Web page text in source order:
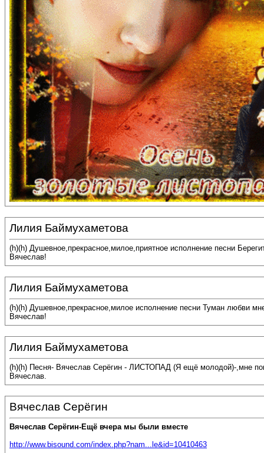
Лилия Баймухаметова
(h)(h) Душевное,прекрасное,милое,приятное исполнение песни
Вячеслав!
Лилия Баймухаметова
(h)(h) Душевное,прекрасное,милое исполнение песни Туман любви
Вячеслав!
Лилия Баймухаметова
(h)(h) Песня- Вячеслав Серёгин - ЛИСТОПАД (Я ещё молодой)-,мне
Вячеслав.
Вячеслав Серёгин
Вячеслав Серёгин-Ещё вчера мы были вместе
http://www.bisound.com/index.php?nam...le&id=10410463